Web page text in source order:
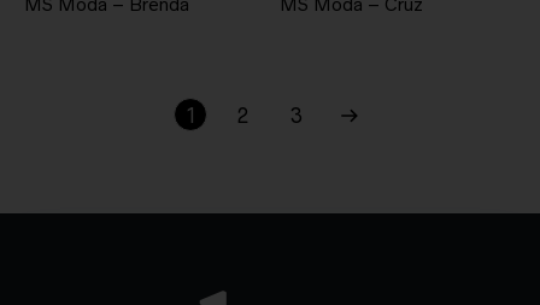
MS Moda – Brenda MS Moda – Cruz
1 2 3